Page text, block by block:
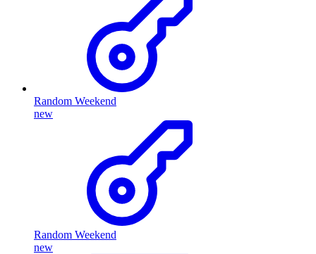
Random Weekend
new
Random Weekend
new